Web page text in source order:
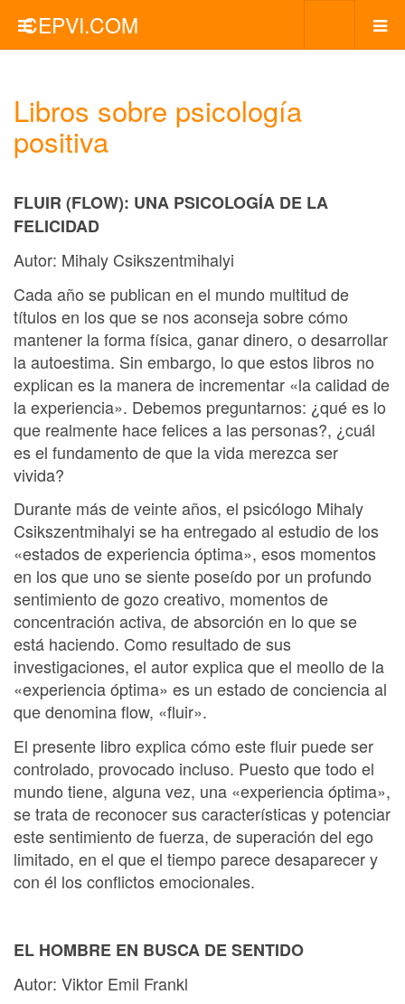
CEPVI.COM
Libros sobre psicología
positiva
FLUIR (FLOW): UNA PSICOLOGÍA DE LA
FELICIDAD
Autor: Mihaly Csikszentmihalyi
Cada año se publican en el mundo multitud de
títulos en los que se nos aconseja sobre cómo
mantener la forma física, ganar dinero, o desarrollar
la autoestima. Sin embargo, lo que estos libros no
explican es la manera de incrementar «la calidad de
la experiencia». Debemos preguntarnos: ¿qué es lo
que realmente hace felices a las personas?, ¿cuál
es el fundamento de que la vida merezca ser
vivida?
Durante más de veinte años, el psicólogo Mihaly
Csikszentmihalyi se ha entregado al estudio de los
«estados de experiencia óptima», esos momentos
en los que uno se siente poseído por un profundo
sentimiento de gozo creativo, momentos de
concentración activa, de absorción en lo que se
está haciendo. Como resultado de sus
investigaciones, el autor explica que el meollo de la
«experiencia óptima» es un estado de conciencia al
que denomina flow, «fluir».
El presente libro explica cómo este fluir puede ser
controlado, provocado incluso. Puesto que todo el
mundo tiene, alguna vez, una «experiencia óptima»,
se trata de reconocer sus características y potenciar
este sentimiento de fuerza, de superación del ego
limitado, en el que el tiempo parece desaparecer y
con él los conflictos emocionales.
EL HOMBRE EN BUSCA DE SENTIDO
Autor: Viktor Emil Frankl